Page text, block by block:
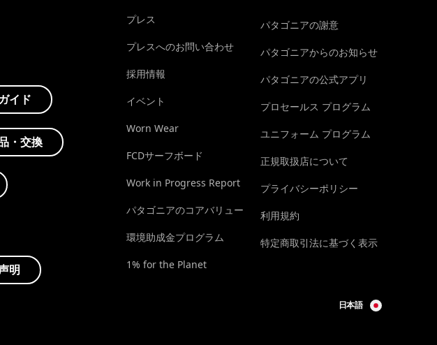
イド
・交換
明
プレス
プレスへのお問い合わせ
採用情報
イベント
Worn Wear
FCDサーフボード
Work in Progress Report
パタゴニアのコアバリュー
環境助成金プログラム
1% for the Planet
パタゴニアの謝意
パタゴニアからのお知らせ
パタゴニアの公式アプリ
プロセールス プログラム
ユニフォーム プログラム
正規取扱店について
プライバシーポリシー
利用規約
特定商取引法に基づく表示
日本語